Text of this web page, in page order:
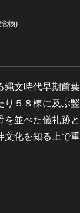
物)
縄文時代早期前
り５８棟に及ぶ
を並べた儀礼跡
化を知る上で重